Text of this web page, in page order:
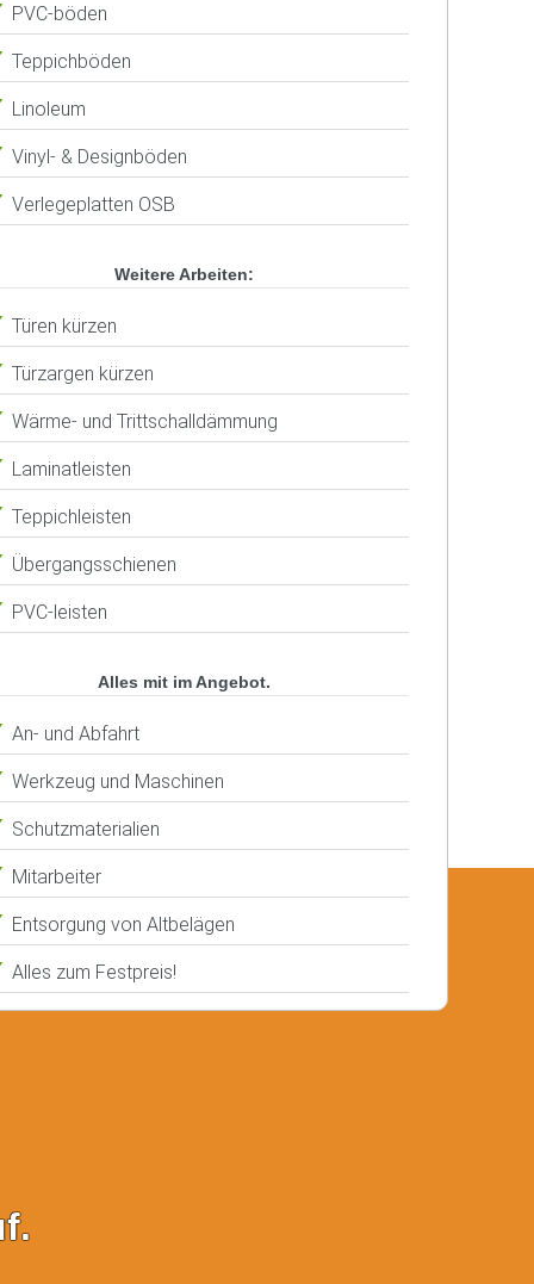
PVC-böden
Teppichböden
Linoleum
Vinyl- & Designböden
Verlegeplatten OSB
Weitere Arbeiten:
Türen kürzen
Türzargen kürzen
Wärme- und Trittschalldämmung
Laminatleisten
Teppichleisten
Übergangsschienen
PVC-leisten
Alles mit im Angebot.
An- und Abfahrt
Werkzeug und Maschinen
Schutzmaterialien
Mitarbeiter
Entsorgung von Altbelägen
Alles zum Festpreis!